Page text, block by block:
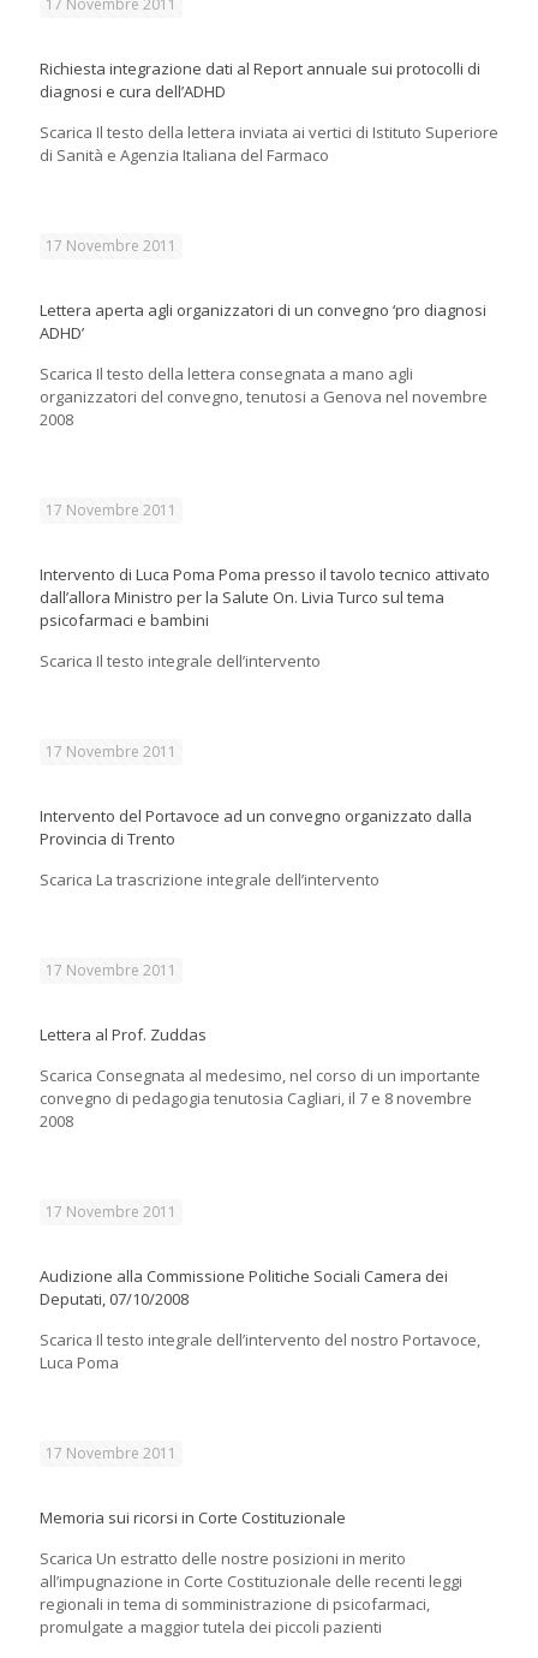
17 Novembre 2011
Richiesta integrazione dati al Report annuale sui protocolli di
diagnosi e cura dell’ADHD
Scarica Il testo della lettera inviata ai vertici di Istituto Superiore
di Sanità e Agenzia Italiana del Farmaco
17 Novembre 2011
Lettera aperta agli organizzatori di un convegno ‘pro diagnosi
ADHD’
Scarica Il testo della lettera consegnata a mano agli
organizzatori del convegno, tenutosi a Genova nel novembre
2008
17 Novembre 2011
Intervento di Luca Poma Poma presso il tavolo tecnico attivato
dall’allora Ministro per la Salute On. Livia Turco sul tema
psicofarmaci e bambini
Scarica Il testo integrale dell’intervento
17 Novembre 2011
Intervento del Portavoce ad un convegno organizzato dalla
Provincia di Trento
Scarica La trascrizione integrale dell’intervento
17 Novembre 2011
Lettera al Prof. Zuddas
Scarica Consegnata al medesimo, nel corso di un importante
convegno di pedagogia tenutosia Cagliari, il 7 e 8 novembre
2008
17 Novembre 2011
Audizione alla Commissione Politiche Sociali Camera dei
Deputati, 07/10/2008
Scarica Il testo integrale dell’intervento del nostro Portavoce,
Luca Poma
17 Novembre 2011
Memoria sui ricorsi in Corte Costituzionale
Scarica Un estratto delle nostre posizioni in merito
all’impugnazione in Corte Costituzionale delle recenti leggi
regionali in tema di somministrazione di psicofarmaci,
promulgate a maggior tutela dei piccoli pazienti